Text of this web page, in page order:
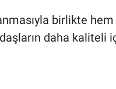
birlikte
daha